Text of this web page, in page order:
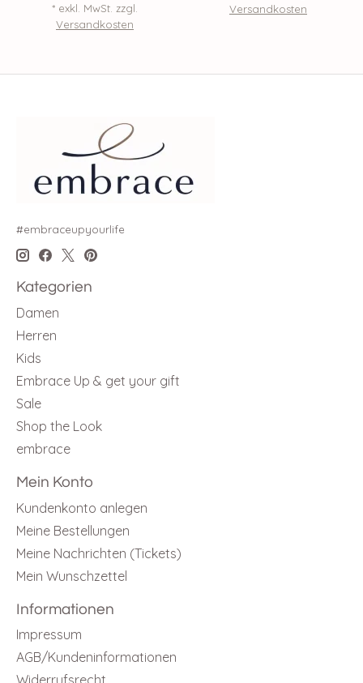
* exkl. MwSt. zzgl.
Versandkosten
Versandkosten
#embraceupyourlife
Kategorien
Damen
Herren
Kids
Embrace Up & get your gift
Sale
Shop the Look
embrace
Mein Konto
Kundenkonto anlegen
Meine Bestellungen
Meine Nachrichten (Tickets)
Mein Wunschzettel
Informationen
Impressum
AGB/Kundeninformationen